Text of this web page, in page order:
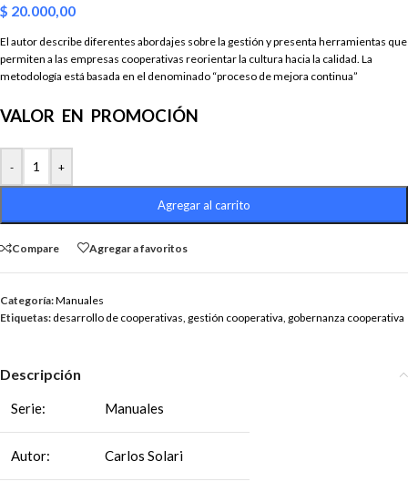
$ 20.000,00
El autor describe diferentes abordajes sobre la gestión y presenta herramientas que
permiten a las empresas cooperativas reorientar la cultura hacia la calidad. La
metodología está basada en el denominado “proceso de mejora continua”
VALOR EN PROMOCIÓN
- +
Agregar al carrito
Compare Agregar a favoritos
Categoría:Manuales
Etiquetas: desarrollo de cooperativas, gestión cooperativa, gobernanza cooperativa
Descripción
Serie: Manuales
Autor: Carlos Solari